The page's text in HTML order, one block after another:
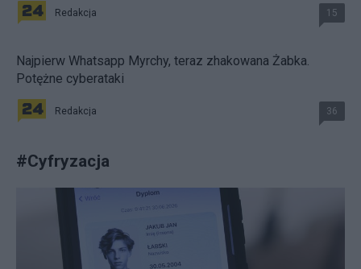
Redakcja 15
Najpierw Whatsapp Myrchy, teraz zhakowana Żabka.
Potężne cyberataki
Redakcja 36
#Cyfryzacja